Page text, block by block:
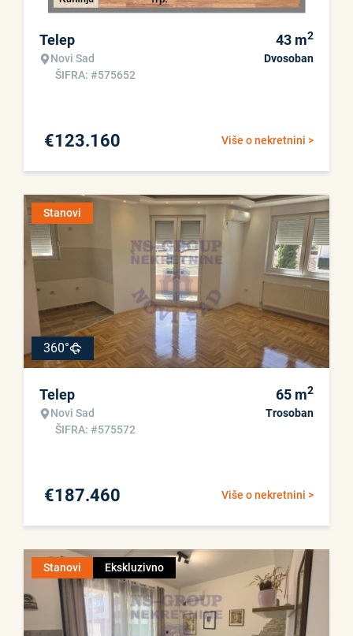
Telep
Novi Sad
ŠIFRA: #575652
43 m2
Dvosoban
Više o nekretnini >
€123.160
Stanovi
360°
Telep
Novi Sad
ŠIFRA: #575572
65 m2
Trosoban
Više o nekretnini >
€187.460
Stanovi Ekskluzivno